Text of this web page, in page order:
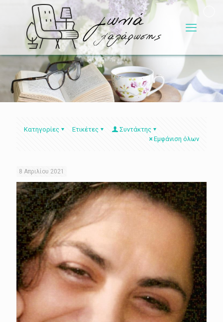
Κατηγορίες Ετικέτες
Συντάκτης
Εμφάνιση όλων
8 Απριλίου 2021